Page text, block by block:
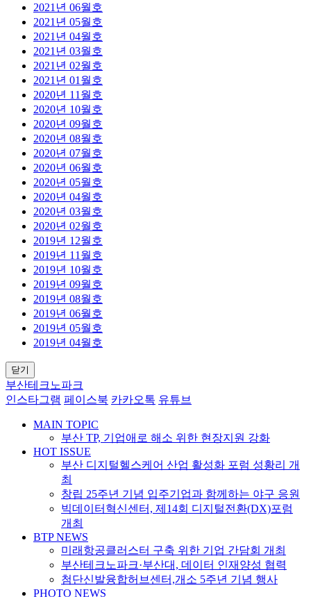
2021년 06월호
2021년 05월호
2021년 04월호
2021년 03월호
2021년 02월호
2021년 01월호
2020년 11월호
2020년 10월호
2020년 09월호
2020년 08월호
2020년 07월호
2020년 06월호
2020년 05월호
2020년 04월호
2020년 03월호
2020년 02월호
2019년 12월호
2019년 11월호
2019년 10월호
2019년 09월호
2019년 08월호
2019년 06월호
2019년 05월호
2019년 04월호
닫기
부산테크노파크
인스타그램 페이스북 카카오톡 유튜브
MAIN TOPIC
부산 TP, 기업애로 해소 위한 현장지원 강화
HOT ISSUE
부산 디지털헬스케어 산업 활성화 포럼 성황리 개
최
창립 25주년 기념 입주기업과 함께하는 야구 응원
빅데이터혁신센터, 제14회 디지털전환(DX)포럼
개최
BTP NEWS
미래항공클러스터 구축 위한 기업 간담회 개최
부산테크노파크·부산대, 데이터 인재양성 협력
첨단신발융합허브센터,개소 5주년 기념 행사
PHOTO NEWS